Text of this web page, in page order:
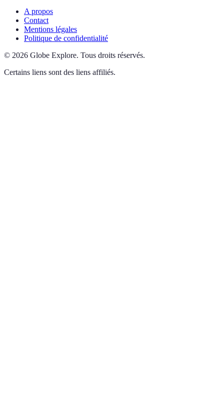
A propos
Contact
Mentions légales
Politique de confidentialité
© 2026 Globe Explore. Tous droits réservés.
Certains liens sont des liens affiliés.